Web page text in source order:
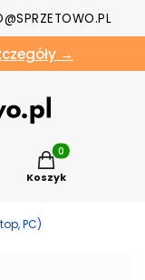
→
Produkty w
Koszyk
PC)